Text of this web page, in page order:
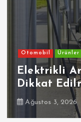
Otomobil Ürünler
Elektrikli
Dikkat
Ağustos 3, 2026